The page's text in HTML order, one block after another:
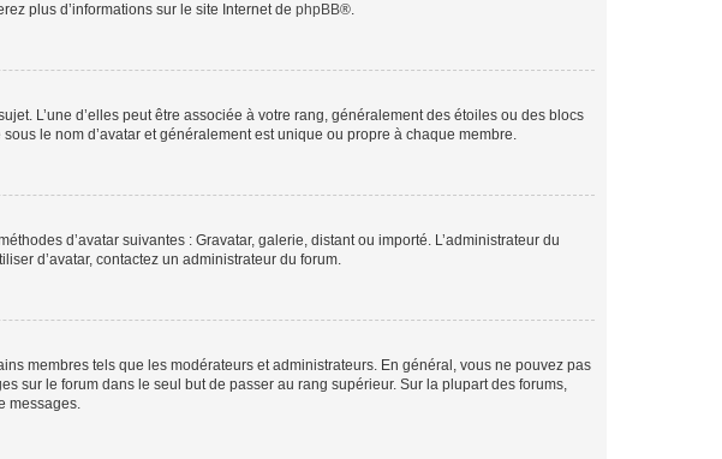
plus d’informations sur le site Internet de phpBB®.
L’une d’elles peut être associée à votre rang, généralement des étoiles ou des blocs
le nom d’avatar et généralement est unique ou propre à chaque membre.
d’avatar suivantes : Gravatar, galerie, distant ou importé. L’administrateur du
d’avatar, contactez un administrateur du forum.
membres tels que les modérateurs et administrateurs. En général, vous ne pouvez pas
sur le forum dans le seul but de passer au rang supérieur. Sur la plupart des forums,
messages.